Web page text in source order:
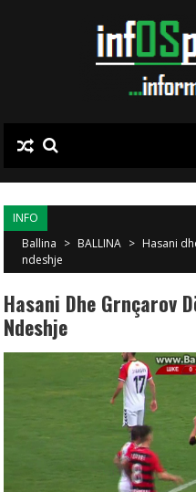
INFO
Ballina > BALLINA > Hasani
ndeshje
Hasani Dhe Grnçarov
Ndeshje